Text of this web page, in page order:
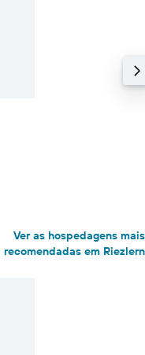
Ver as hospedagens mais
recomendadas em Riezlern